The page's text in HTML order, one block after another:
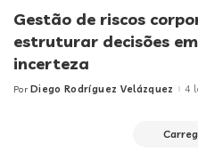
Gestão de riscos
estruturar decisões
incerteza
Posted
Por Diego Rodríguez Velázquez 4